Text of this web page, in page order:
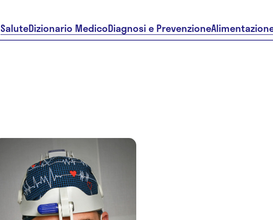
SaluteDizionario MedicoDiagnosi e Prevenzione